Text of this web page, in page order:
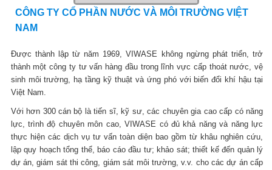
CÔNG TY CỔ PHẦN NƯỚC VÀ MÔI TRƯỜNG VIỆT
NAM
Được thành lập từ năm 1969, VIWASE không ngừng phát triển, trở
thành một công ty tư vấn hàng đầu trong lĩnh vực cấp thoát nước, vệ
sinh môi trường, hạ tầng kỹ thuật và ứng phó với biến đổi khí hậu tại
Việt Nam.
Với hơn 300 cán bộ là tiến sĩ, kỹ sư, các chuyên gia cao cấp có năng
lực, trình độ chuyên môn cao, VIWASE có đủ khả năng và năng lực
thực hiện các dịch vụ tư vấn toàn diện bao gồm từ khâu nghiên cứu,
lập quy hoạch tổng thể, báo cáo đầu tư; khảo sát; thiết kế đến quản lý
dự án, giám sát thi công, giám sát môi trường, v.v. cho các dự án cấp